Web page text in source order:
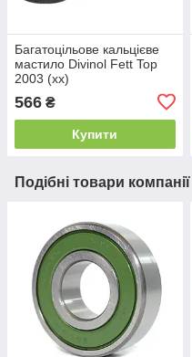
Багатоцільове кальцієве
мастило Divinol Fett Top
2003 (xx)
566 ₴
Купити
Подібні товари компанії